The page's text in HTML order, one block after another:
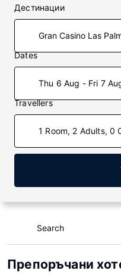
Дестинации
Dates
Thu 6 Aug - Fri 7
Travellers
1 Room, 2 Adults, 0
Search
Препоръчани